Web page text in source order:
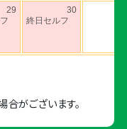
がございます。